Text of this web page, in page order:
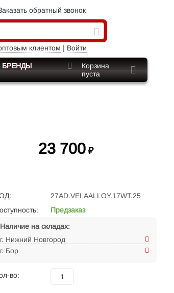
обратный звонок
клиентом | Войти
БРЕНДЫ
Корзина
пуста
23 700 ₽
27AD.VELAALLOY.17WT.25
Предзаказ
Наличие на складах:
г. Нижний Новгород
г. Бор
во: